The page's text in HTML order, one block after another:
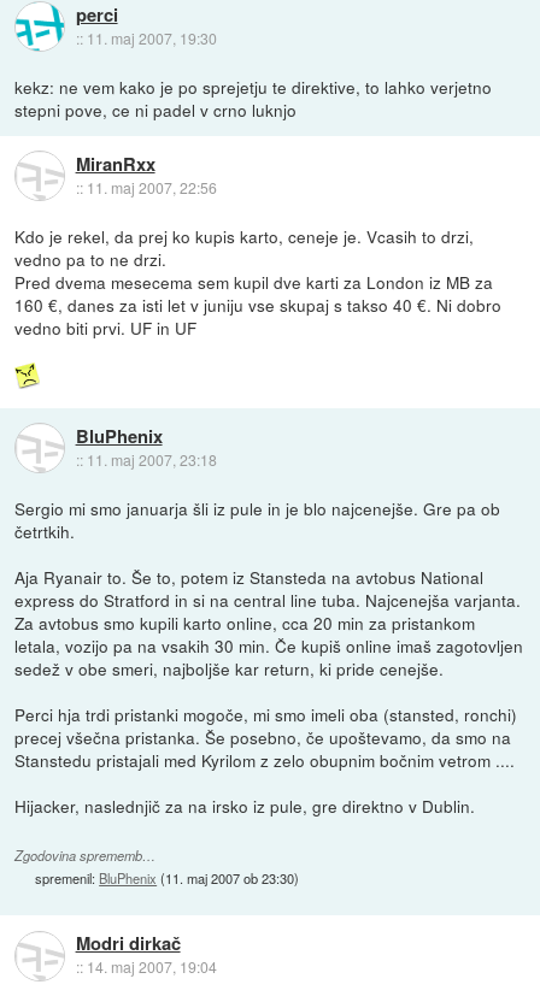
perci
:: 11. maj 2007, 19:30
kekz: ne vem kako je po sprejetju te direktive, to lahko verjetno
stepni pove, ce ni padel v crno luknjo
MiranRxx
:: 11. maj 2007, 22:56
Kdo je rekel, da prej ko kupis karto, ceneje je. Vcasih to drzi,
vedno pa to ne drzi.
Pred dvema mesecema sem kupil dve karti za London iz MB za
160 €, danes za isti let v juniju vse skupaj s takso 40 €. Ni dobro
vedno biti prvi. UF in UF
BluPhenix
:: 11. maj 2007, 23:18
Sergio mi smo januarja šli iz pule in je blo najcenejše. Gre pa ob
četrtkih.
Aja Ryanair to. Še to, potem iz Stansteda na avtobus National
express do Stratford in si na central line tuba. Najcenejša varjanta.
Za avtobus smo kupili karto online, cca 20 min za pristankom
letala, vozijo pa na vsakih 30 min. Če kupiš online imaš zagotovljen
sedež v obe smeri, najboljše kar return, ki pride cenejše.
Perci hja trdi pristanki mogoče, mi smo imeli oba (stansted, ronchi)
precej všečna pristanka. Še posebno, če upoštevamo, da smo na
Stanstedu pristajali med Kyrilom z zelo obupnim bočnim vetrom ....
Hijacker, naslednjič za na irsko iz pule, gre direktno v Dublin.
Zgodovina sprememb…
spremenil: BluPhenix (11. maj 2007 ob 23:30)
Modri dirkač
:: 14. maj 2007, 19:04